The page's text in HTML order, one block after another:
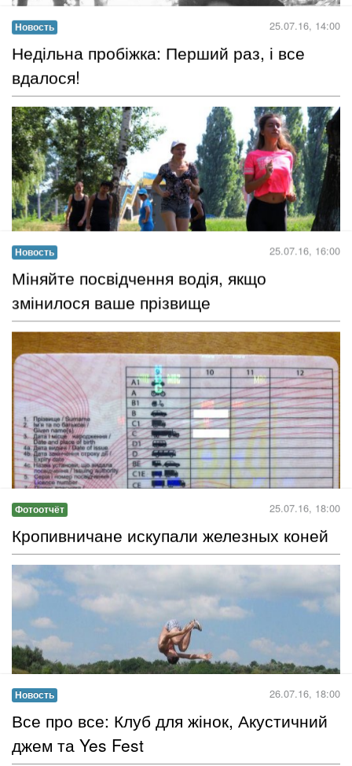
​Містична поява Гоголя в парку
«Ковалівський»
Мешканці міста познайомились із збіркою повістей Миколи
Васильовича Гоголя «Миргород», що вийшла 1835 році.
Читать дальше →
Новость 25.07.16, 14:00
Недільна пробіжка: Перший раз, і все
вдалося!